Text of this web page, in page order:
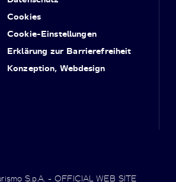
Cookies
Cookie-Einstellungen
Erklärung zur Barrierefreiheit
Konzeption, Webdesign
S.p.A. - OFFICIAL WEB SITE